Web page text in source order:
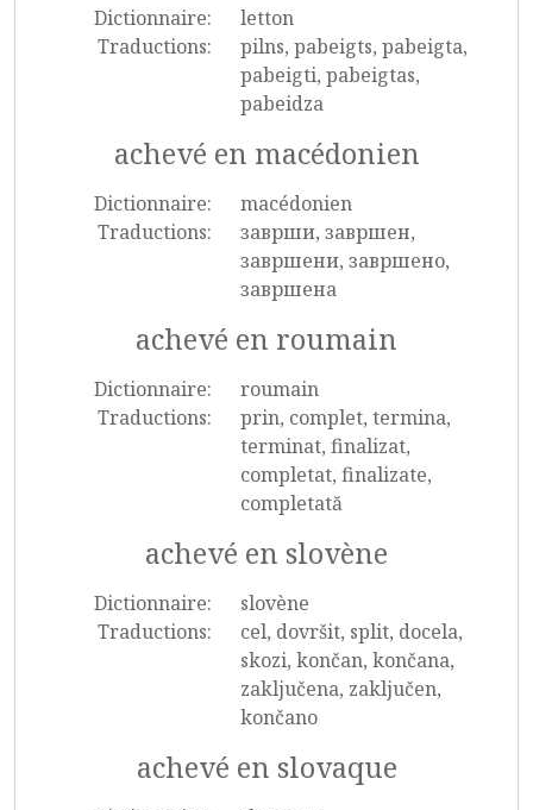
Dictionnaire:
letton
Traductions:
pilns, pabeigts, pabeigta,
pabeigti, pabeigtas,
pabeidza
achevé en macédonien
Dictionnaire:
macédonien
Traductions:
заврши, завршен,
завршени, завршено,
завршена
achevé en roumain
Dictionnaire:
roumain
Traductions:
prin, complet, termina,
terminat, finalizat,
completat, finalizate,
completată
achevé en slovène
Dictionnaire:
slovène
Traductions:
cel, dovršit, split, docela,
skozi, končan, končana,
zaključena, zaključen,
končano
achevé en slovaque